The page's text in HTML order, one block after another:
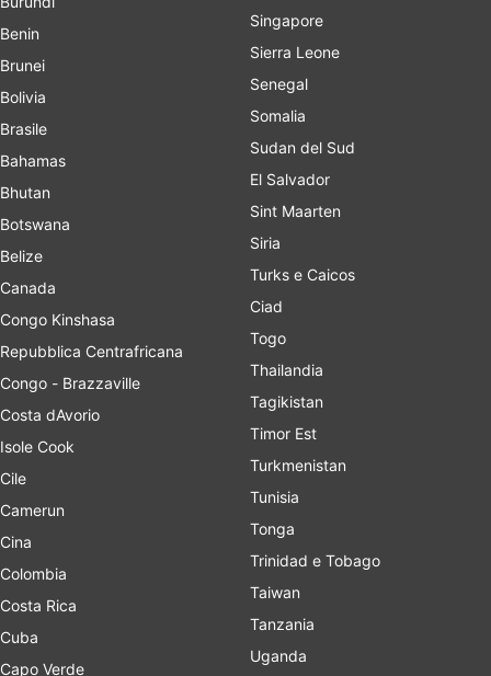
Benin
Brunei
Bolivia
Brasile
Bahamas
Bhutan
Botswana
Belize
Canada
Congo Kinshasa
Repubblica Centrafricana
Congo - Brazzaville
Costa dAvorio
Isole Cook
Cile
Camerun
Cina
Colombia
Costa Rica
Cuba
Capo Verde
Singapore
Sierra Leone
Senegal
Somalia
Sudan del Sud
El Salvador
Sint Maarten
Siria
Turks e Caicos
Ciad
Togo
Thailandia
Tagikistan
Timor Est
Turkmenistan
Tunisia
Tonga
Trinidad e Tobago
Taiwan
Tanzania
Uganda